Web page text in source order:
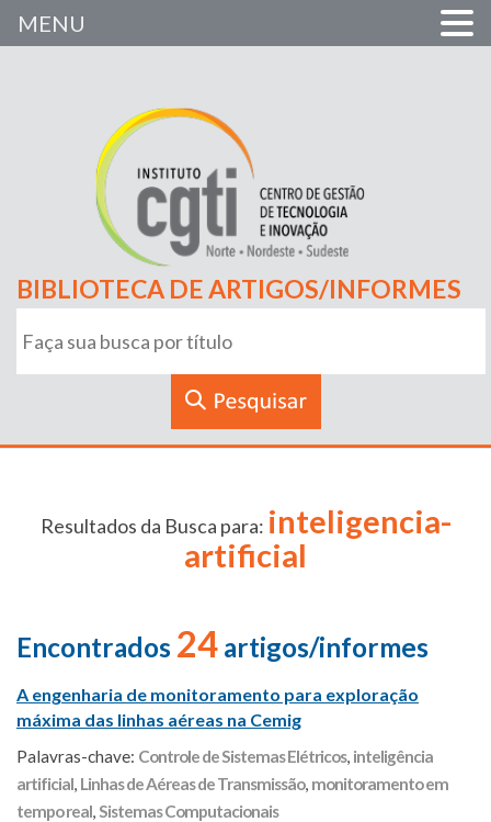
BIBLIOTECA DE ARTIGOS/INFORMES
Resultados da Busca para: inteligencia-
artificial
Encontrados 24 artigos/informes
A engenharia de monitoramento para exploração
máxima das linhas aéreas na Cemig
Palavras-chave: Controle de Sistemas Elétricos, inteligência
artificial, Linhas de Aéreas de Transmissão, monitoramento em
tempo real,Sistemas Computacionais
MENU